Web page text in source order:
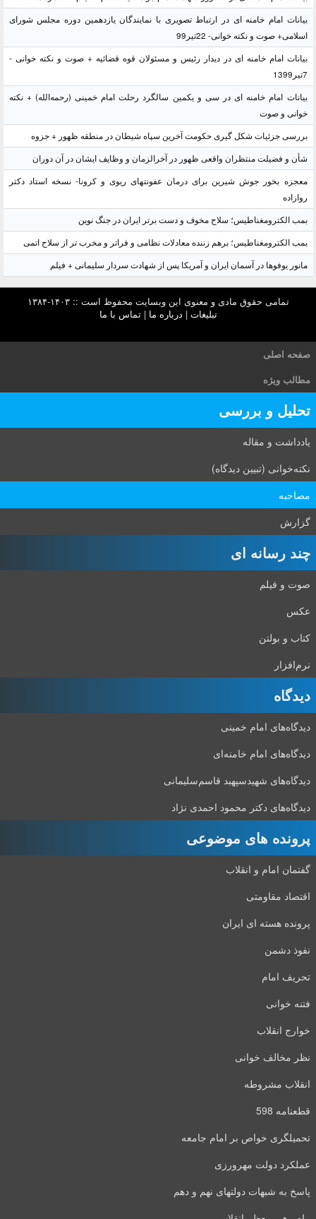
بیانات امام خامنه ای در ارتباط تصویری با نمایندگان یازدهمین دوره مجلس شورای
اسلامی+ صوت و نکته خوانی- 22تیر99
بیانات امام خامنه ای در دیدار رئیس و مسئولان قوه قضائیه + صوت و نکته خوانی -
7تیر1399
بیانات امام خامنه ای در سی و یکمین سالگرد رحلت امام خمینی (رحمه‌الله) + نکته
خوانی و صوت
بررسی جزئیات شکل گیری حکومت آخرین سپاه شیطان در منطقه ظهور + جزوه
شأن و فضیلت منتظران واقعی ظهور در آخرالزمان و وظایف ایشان در آن دوران
معجزه بخور جوش شیرین برای درمان عفونتهای ریوی و کرونا- نسخه استاد دکتر
روازاده
بمب الکترومغناطیس؛ سلاح مخوف و دست برتر ایران در جنگ نوین
بمب الکترومغناطیس؛ برهم زننده معادلات نظامی و فراتر و مخرب تر از سلاح اتمی
مانور یوفوها در آسمان ایران و آمریکا پس از شهادت سردار سلیمانی + فیلم
تمامی حقوق مادی و معنوی این وبسایت محفوظ است :: ۱۴۰۳-۱۳۸۴
تبلیغات | درباره ما |تماس با ما
صفحه اصلی
مطالب ویژه
تحلیل و بررسی
یادداشت و مقاله
نکته‌خوانی (تبیین دیدگاه)
مصاحبه
گزارش
چند رسانه ای
صوت و فیلم
عکس
کتاب و بولتن
نرم‌افزار
دیدگاه‌
دیدگاه‌های امام خمینی
دیدگاه‌های امام خامنه‌ای
دیدگاه‌های شهید‌سپهبد قاسم‌سلیمانی
دیدگاه‌های دکتر محمود احمدی نژاد
پرونده های موضوعی
گفتمان امام و انقلاب
اقتصاد مقاومتی
پرونده هسته ای ایران
نفوذ دشمن
تحریف امام
فتنه خوانی
خوارج انقلاب
نظر مخالف خوانی
انقلاب مشروطه
قطعنامه 598
تحمیلگری خواص بر امام جامعه
عملکرد دولت مهرورزی
پاسخ به شبهات دولتهای نهم و دهم